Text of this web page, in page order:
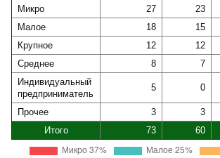
Микро
27 23
Малое
18 15
Крупное
12 12
Среднее
8 7
Индивидуальный
предприниматель
5 0
Прочее 3 3
Итого
73 60